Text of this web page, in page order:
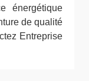
énergétique
de qualité
Entreprise